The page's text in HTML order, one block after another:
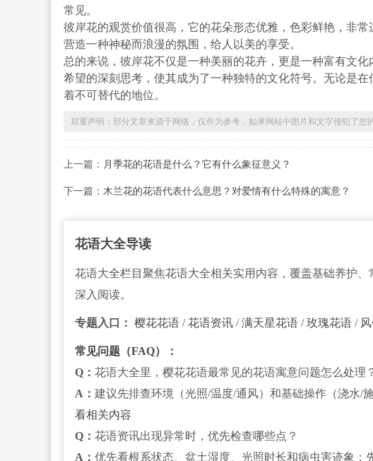
常见。
彼岸花的观赏价值很高，它的花朵形态优雅，色彩鲜艳，非
营造一种神秘而浪漫的氛围，给人以美的享受。
总的来说，彼岸花不仅是一种美丽的花卉，更是一种富有文
希望的深刻思考，使其成为了一种独特的文化符号。无论是
着不可替代的地位。
郑重声明：部分文章来源于网络，仅作为参考，如果网站中图片和文字侵犯了您
上一篇： 月季花的花语是什么？它有什么象征意义？
下一篇： 木兰花的花语代表什么意思？对爱情有什么特殊的寓意？
花语大全导读
花语大全栏目聚焦花语大全相关实用内容，覆盖基础养护
深入阅读。
专题入口： 樱花花语/花语资讯/满天星花语/玫瑰花语/
常见问题（FAQ）：
Q： 花语大全里，樱花花语最常见的花语寓意问题怎么处理
A： 建议先排查环境（光照/温度/通风）和基础操作（浇水/
看相关内容
Q： 花语资讯出现异常时，优先检查哪些点？
A： 优先看根系状态、盆土湿度、光照时长和病虫害迹象；